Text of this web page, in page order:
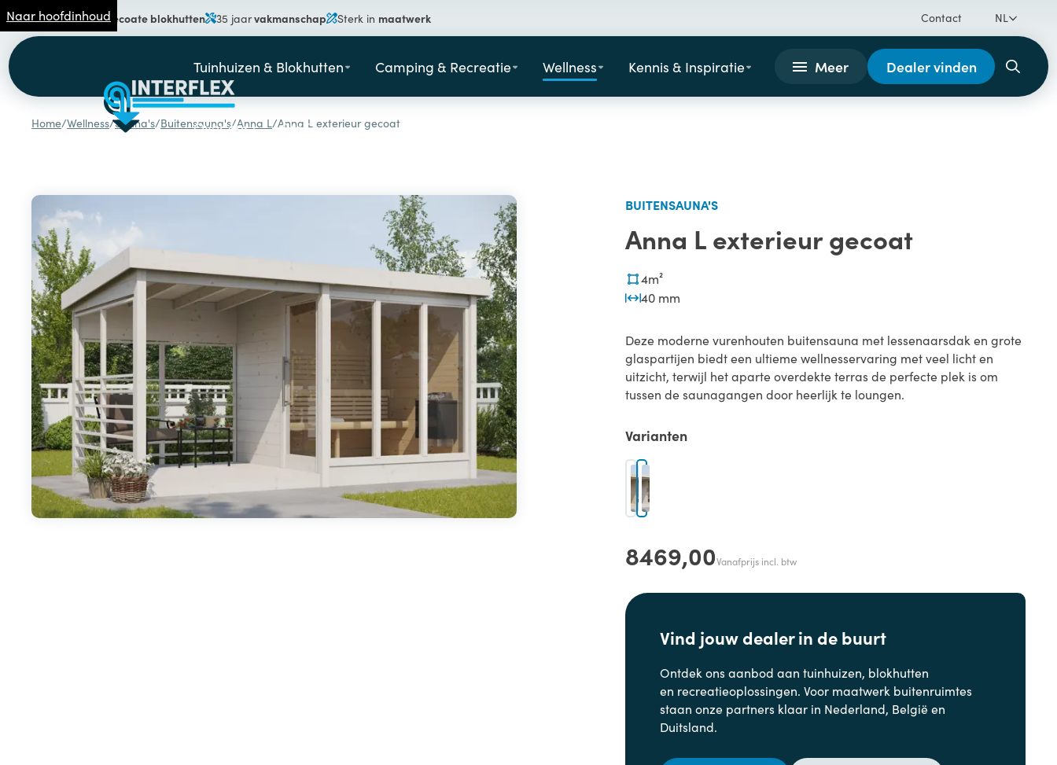
Naar hoofdinhoud
Specialist ingecoate blokhutten 35 jaarvakmanschap Sterk in maatwerk Contact NL
Tuinhuizen & Blokhutten Camping & Recreatie Wellness Kennis & Inspiratie
Over ons SALE!
Meer Dealer vinden
Home/Wellness/Sauna's/Buitensauna's/Anna L/Anna L exterieur gecoat
BUITENSAUNA'S
Anna L exterieur gecoat
4m²
40 mm
Deze moderne vurenhouten buitensauna met lessenaarsdak en grote
glaspartijen biedt een ultieme wellnesservaring met veel licht en
uitzicht, terwijl het aparte overdekte terras de perfecte plek is om
tussen de saunagangen door heerlijk te loungen.
Varianten
8469,00Vanafprijs incl. btw
Vind jouw dealer in de buurt
Ontdek ons aanbod aan tuinhuizen, blokhutten
en recreatieoplossingen. Voor maatwerk buitenruimtes
staan onze partners klaar in Nederland, België en
Duitsland.